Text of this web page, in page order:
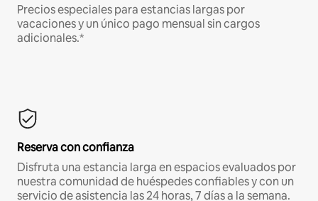
Precios especiales para estancias largas por
vacaciones y un único pago mensual sin cargos
adicionales.*
Reserva con confianza
Disfruta una estancia larga en espacios evaluados por
nuestra comunidad de huéspedes confiables y con un
servicio de asistencia las 24 horas, 7 días a la semana.